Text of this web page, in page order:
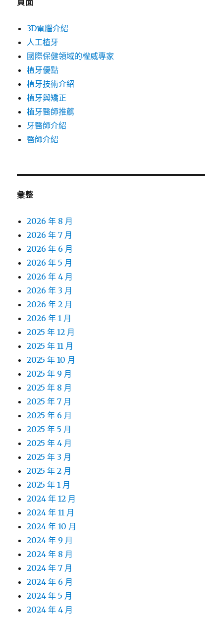
頁面
3D電腦介紹
人工植牙
國際保健領域的權威專家
植牙優點
植牙技術介紹
植牙與矯正
植牙醫師推薦
牙醫師介紹
醫師介紹
彙整
2026 年 8 月
2026 年 7 月
2026 年 6 月
2026 年 5 月
2026 年 4 月
2026 年 3 月
2026 年 2 月
2026 年 1 月
2025 年 12 月
2025 年 11 月
2025 年 10 月
2025 年 9 月
2025 年 8 月
2025 年 7 月
2025 年 6 月
2025 年 5 月
2025 年 4 月
2025 年 3 月
2025 年 2 月
2025 年 1 月
2024 年 12 月
2024 年 11 月
2024 年 10 月
2024 年 9 月
2024 年 8 月
2024 年 7 月
2024 年 6 月
2024 年 5 月
2024 年 4 月